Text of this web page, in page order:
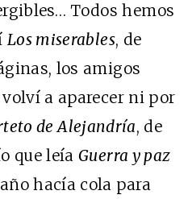
Todos hemos
Los miserables, de
los amigos
a aparecer ni por
de Alejandría, de
que leíaGuerra y paz
hacía cola para